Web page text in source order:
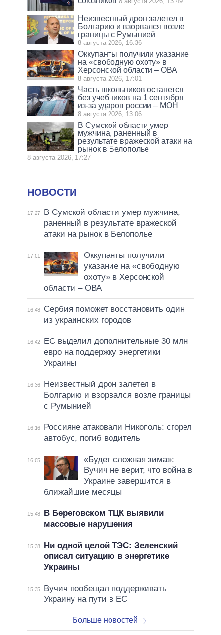
Неизвестный дрон залетел в
Болгарию и взорвался возле
границы с Румынией
8 августа 2026, 16:36
Оккупанты получили указание
на «свободную охоту» в
Херсонской области – ОВА
8 августа 2026, 17:01
Часть школьников останется
без учебников на 1 сентября
из-за ударов россии – МОН
8 августа 2026, 13:06
В Сумской области умер
мужчина, раненный в
результате вражеской атаки на
рынок в Белополье
8 августа 2026, 17:27
НОВОСТИ
17:27
В Сумской области умер мужчина,
раненный в результате вражеской
атаки на рынок в Белополье
17:01
Оккупанты получили
указание на «свободную
охоту» в Херсонской
области – ОВА
16:48
Сербия поможет восстановить один
из украинских городов
16:42
ЕС выделил дополнительные 30 млн
евро на поддержку энергетики
Украины
16:36
Неизвестный дрон залетел в
Болгарию и взорвался возле границы
с Румынией
16:16
Россияне атаковали Никополь: сгорел
автобус, погиб водитель
16:05
«Будет сложная зима»:
Вучич не верит, что война в
Украине завершится в
ближайшие месяцы
15:48
В Береговском ТЦК выявили
массовые нарушения
15:38
Ни одной целой ТЭС: Зеленский
описал ситуацию в энергетике
Украины
15:35
Вучич пообещал поддерживать
Украину на пути в ЕС
Больше новостей